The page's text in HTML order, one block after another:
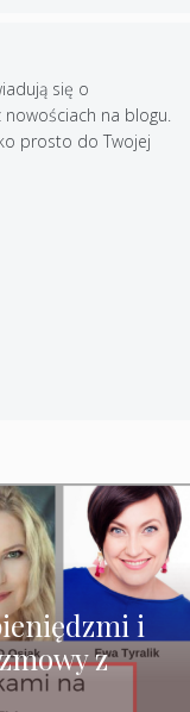
się o
na blogu.
prosto do Twojej
i
z